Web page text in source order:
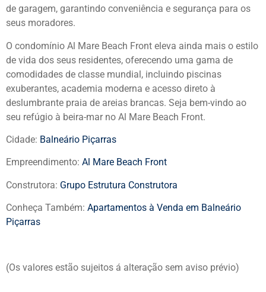
de garagem, garantindo conveniência e segurança para os
seus moradores.
O condomínio Al Mare Beach Front eleva ainda mais o estilo
de vida dos seus residentes, oferecendo uma gama de
comodidades de classe mundial, incluindo piscinas
exuberantes, academia moderna e acesso direto à
deslumbrante praia de areias brancas. Seja bem-vindo ao
seu refúgio à beira-mar no Al Mare Beach Front.
Cidade: Balneário Piçarras
Empreendimento: Al Mare Beach Front
Construtora: Grupo Estrutura Construtora
Conheça Também: Apartamentos à Venda em Balneário
Piçarras
(Os valores estão sujeitos á alteração sem aviso prévio)